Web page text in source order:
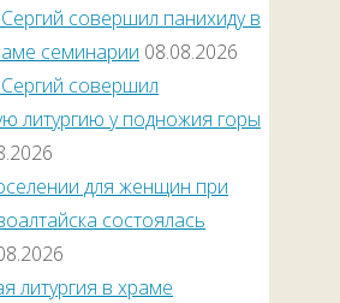
совершил панихиду в
семинарии 08.08.2026
совершил
литургию у подножия горы
для женщин при
состоялась
литургия в храме